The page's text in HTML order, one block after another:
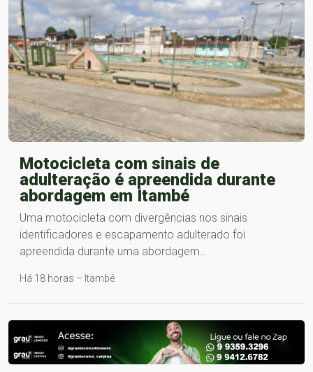
Motocicleta com sinais de
adulteração é apreendida durante
abordagem em Itambé
Uma motocicleta com divergências nos sinais
identificadores e escapamento adulterado foi
apreendida durante uma abordagem…
Há 18 horas – Itambé